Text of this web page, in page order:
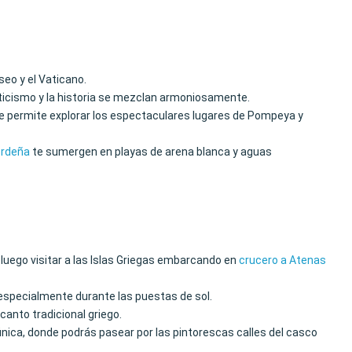
y el Vaticano.
y la historia se mezclan armoniosamente.
permite explorar los espectaculares lugares de Pompeya y
te sumergen en playas de arena blanca y aguas
visitar a las Islas Griegas embarcando en crucero a Atenas
durante las puestas de sol.
tradicional griego.
donde podrás pasear por las pintorescas calles del casco